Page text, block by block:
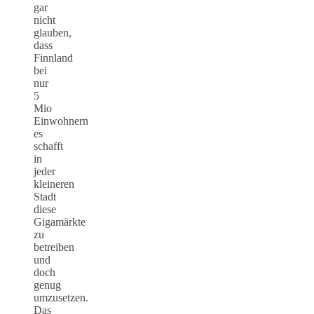
gar
nicht
glauben,
dass
Finnland
bei
nur
5
Mio
Einwohnern
es
schafft
in
jeder
kleineren
Stadt
diese
Gigamärkte
zu
betreiben
und
doch
genug
umzusetzen.
Das